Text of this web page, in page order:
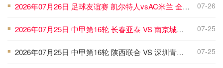
■ 2026年07月26日 足球友谊赛 凯尔特人vsAC米兰 全场录像 07-26
■ 2026年07月25日 中甲第16轮 长春亚泰 VS 南京城市 全场录像 07-25
■ 2026年07月25日 中甲第16轮 陕西联合 VS 深圳青年人 全场录像 07-25